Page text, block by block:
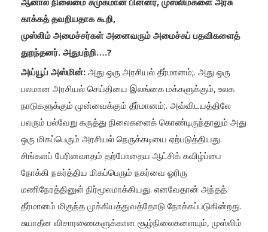
காக்கத் தவறியதாக கூறி,
முஸ்லிம் அமைச்சர்கள் அனைவரும் அமைச்சுப் பதவிகளைத்
துறந்தனர். அதுபற்றி….?
அய்யூப் அஸ்மின்: அது ஒரு அரசியல் தீர்மானம்;. அது ஒரு
பலமான அரசியல் செய்தியை இலங்கை மக்களுக்கும், உலக
நாடுகளுக்கும் முன்வைக்கும் தீர்மானம்;. அவ்விடயத்திலே
பலரும் பல்வேறு கருத்து நிலைகளைக் கொண்டிருந்தாலும் அது
ஒரு மிகப்பெரும் அரசியல் நெருக்கடியை ஏற்படுத்தியது.
சிங்களப் பேரினவாதம் தற்போதைய ஆட்சிக் கவிழ்ப்பை
நோக்கி நகர்த்திய மிகப்பெரும் நகர்வை ஓரிரு
மணிநேரத்தினுள் நிர்மூலமாக்கியது. எனவேதான் அந்தத்
தீர்மானம் மிகுந்த முக்கியத்துவத்தோடு நோக்கப்படுகின்றது.
சுயாதீன விசாரணைகளுக்கான சூழ்நிலைகளையும், முஸ்லிம்